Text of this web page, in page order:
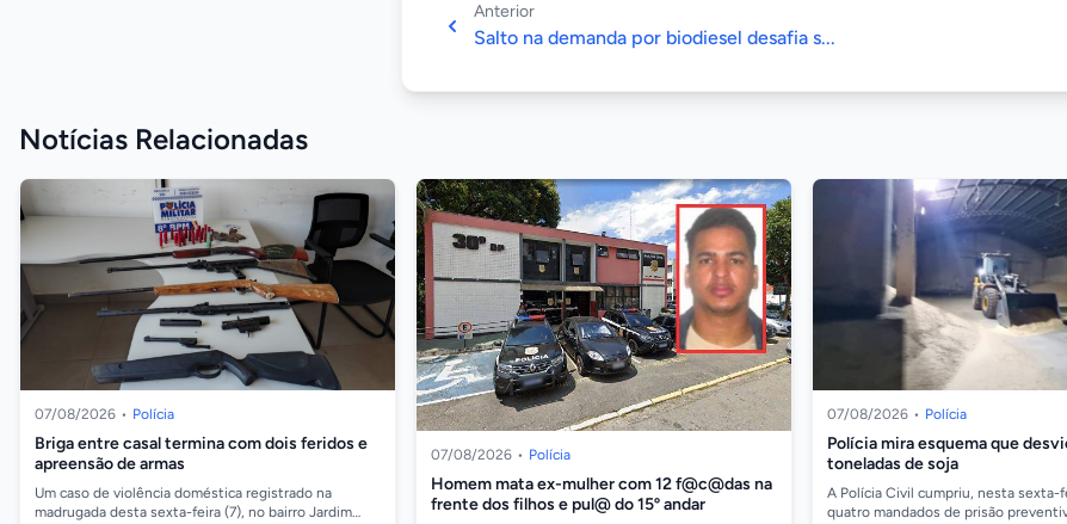
Anterior
Salto na demanda por biodiesel desafia s...
Notícias Relacionadas
07/08/2026 • Polícia
Briga entre casal termina com dois feridos e
apreensão de armas
Um caso de violência doméstica registrado na
madrugada desta sexta-feira (7), no bairro Jardim
07/08/2026 • Polícia
Homem mata ex-mulher com 12 f@c@das na
frente dos filhos e pul@ do 15º andar
07/08/2026 • Polícia
Polícia mira esquema que
toneladas de soja
A Polícia Civil cumpriu, nesta sexta-
quatro mandados de prisão